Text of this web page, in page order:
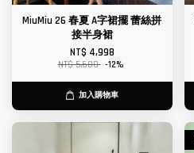
MiuMiu 26 春夏 A字裙擺 蕾絲拼
接半身裙
NT$ 4,998
NT$ 5,680 -12%
加入購物車